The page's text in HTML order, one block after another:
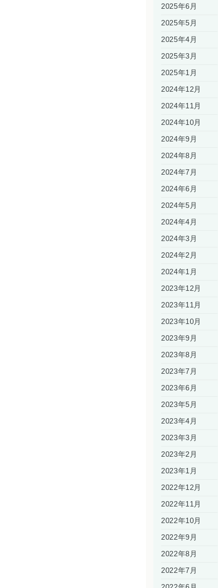
2025年6月
2025年5月
2025年4月
2025年3月
2025年1月
2024年12月
2024年11月
2024年10月
2024年9月
2024年8月
2024年7月
2024年6月
2024年5月
2024年4月
2024年3月
2024年2月
2024年1月
2023年12月
2023年11月
2023年10月
2023年9月
2023年8月
2023年7月
2023年6月
2023年5月
2023年4月
2023年3月
2023年2月
2023年1月
2022年12月
2022年11月
2022年10月
2022年9月
2022年8月
2022年7月